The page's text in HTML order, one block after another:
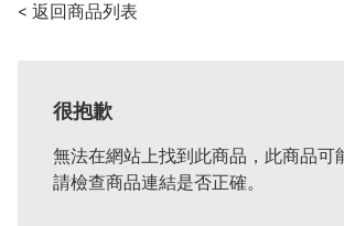
< 返回商品列表
很抱歉
無法在網站上找到此商品，此商品可
請檢查商品連結是否正確。